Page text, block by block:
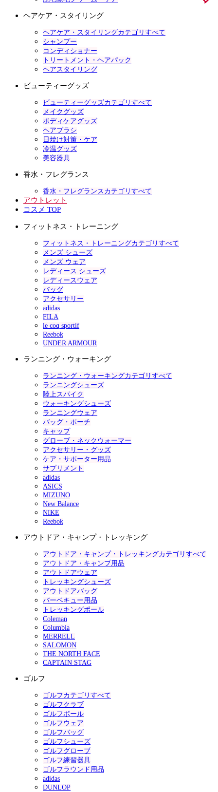
ヘアケア・スタイリング
ヘアケア・スタイリングカテゴリすべて
シャンプー
コンディショナー
トリートメント・ヘアパック
ヘアスタイリング
ビューティーグッズ
ビューティーグッズカテゴリすべて
メイクグッズ
ボディケアグッズ
ヘアブラシ
日焼け対策・ケア
冷温グッズ
美容器具
香水・フレグランス
香水・フレグランスカテゴリすべて
アウトレット
コスメ TOP
フィットネス・トレーニング
フィットネス・トレーニングカテゴリすべて
メンズ シューズ
メンズ ウェア
レディース シューズ
レディースウェア
バッグ
アクセサリー
adidas
FILA
le coq sportif
Reebok
UNDER ARMOUR
ランニング・ウォーキング
ランニング・ウォーキングカテゴリすべて
ランニングシューズ
陸上スパイク
ウォーキングシューズ
ランニングウェア
バッグ・ポーチ
キャップ
グローブ・ネックウォーマー
アクセサリー・グッズ
ケア・サポーター用品
サプリメント
adidas
ASICS
MIZUNO
New Balance
NIKE
Reebok
アウトドア・キャンプ・トレッキング
アウトドア・キャンプ・トレッキングカテゴリすべて
アウトドア・キャンプ用品
アウトドアウェア
トレッキングシューズ
アウトドアバッグ
バーベキュー用品
トレッキングポール
Coleman
Columbia
MERRELL
SALOMON
THE NORTH FACE
CAPTAIN STAG
ゴルフ
ゴルフカテゴリすべて
ゴルフクラブ
ゴルフボール
ゴルフウェア
ゴルフバッグ
ゴルフシューズ
ゴルフグローブ
ゴルフ練習器具
ゴルフラウンド用品
adidas
DUNLOP